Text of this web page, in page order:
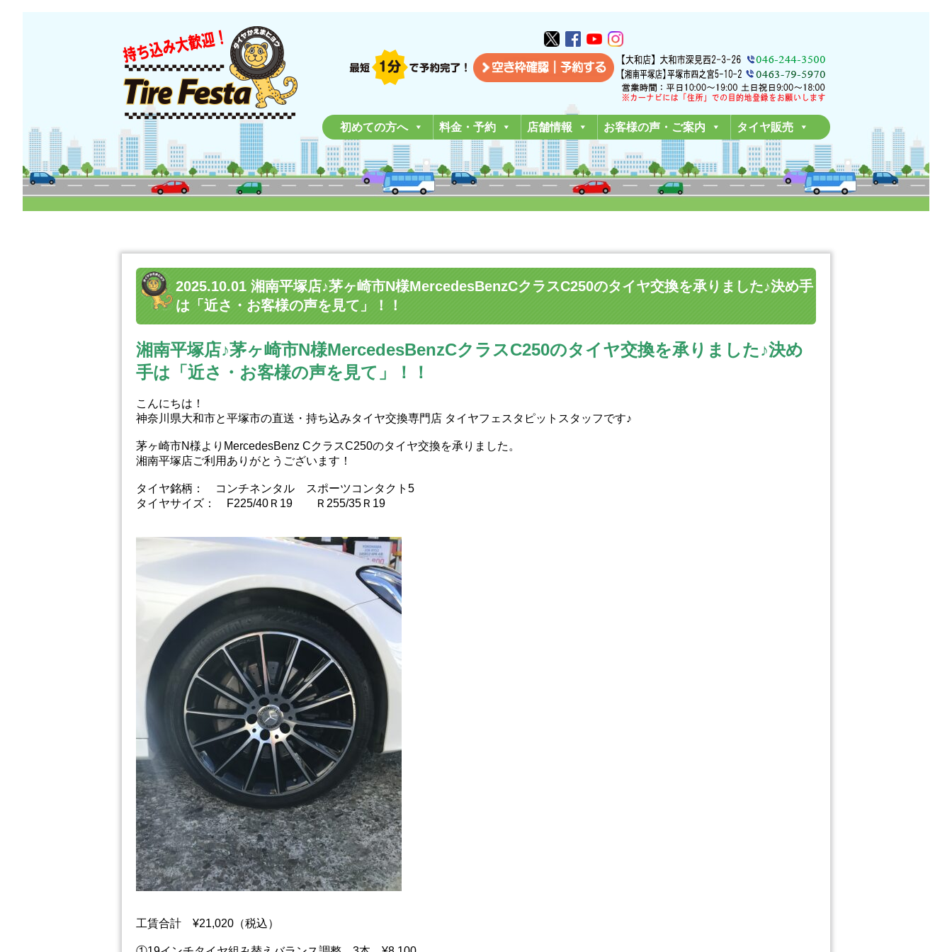
初めての方へ 料金・予約 店舗情報 お客様の声・ご案内 タイヤ販売
2025.10.01 湘南平塚店♪茅ヶ崎市N様MercedesBenzCクラスC250のタイヤ交換を承りました♪決め手
は「近さ・お客様の声を見て」！！
湘南平塚店♪茅ヶ崎市N様MercedesBenzCクラスC250のタイヤ交換を承りました♪決め
手は「近さ・お客様の声を見て」！！
こんにちは！
神奈川県大和市と平塚市の直送・‪‎持ち込みタイヤ交換専門店‬ タイヤフェスタピットスタッフです♪
茅ヶ崎市N様よりMercedesBenz CクラスC250のタイヤ交換を承りました。
湘南平塚店ご利用ありがとうございます！
タイヤ銘柄： コンチネンタル スポーツコンタクト5
タイヤサイズ： F225/40Ｒ19 Ｒ255/35Ｒ19
工賃合計 ¥21,020（税込）